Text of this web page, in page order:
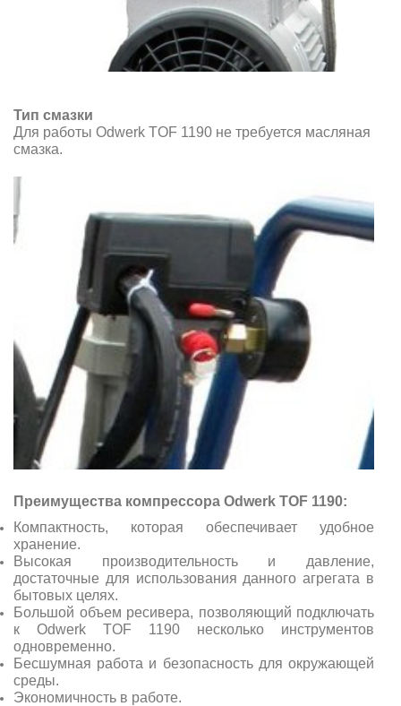
Тип смазки
Для работы Odwerk TOF 1190 не требуется масляная
смазка.
Преимущества компрессора Odwerk TOF 1190:
Компактность, которая обеспечивает удобное
хранение.
Высокая производительность и давление,
достаточные для использования данного агрегата в
бытовых целях.
Большой объем ресивера, позволяющий подключать
к Odwerk TOF 1190 несколько инструментов
одновременно.
Бесшумная работа и безопасность для окружающей
среды.
Экономичность в работе.